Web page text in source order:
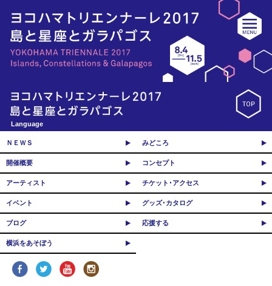
Language
ＮＥＷＳ みどころ
開催概要 コンセプト
アーティスト チケット･アクセス
イベント グッズ･カタログ
ブログ 応援する
横浜をあそぼう